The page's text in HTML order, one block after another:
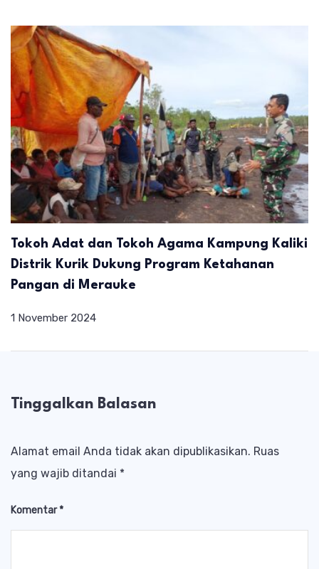
Tokoh Adat dan Tokoh Agama Kampung Kaliki
Distrik Kurik Dukung Program Ketahanan
Pangan di Merauke
1 November 2024
Tinggalkan Balasan
Alamat email Anda tidak akan dipublikasikan. Ruas
yang wajib ditandai *
Komentar*